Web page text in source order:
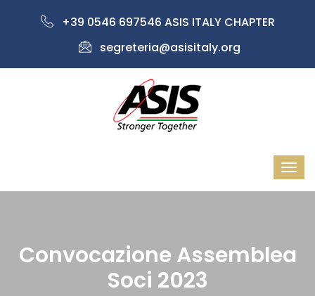
+39 0546 697546 ASIS ITALY CHAPTER
segreteria@asisitaly.org
Convocazione Assemblea
Soci 2023